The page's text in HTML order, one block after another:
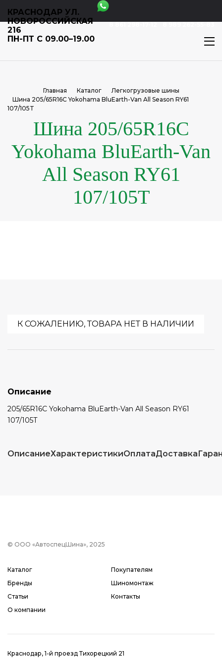
КРАСНОДАР УЛ.
НОВОРОССИЙСКАЯ
216
ПН-ПТ С 09.00–19.00
8 861 298-17-12 8 989 262-55-83
Главная Каталог
Легкогрузовые шины
Шина 205/65R16C Yokohama BluEarth-Van All Season RY61
107/105T
Шина 205/65R16C
Yokohama BluEarth-Van
All Season RY61
107/105T
К СОЖАЛЕНИЮ, ТОВАРА НЕТ В НАЛИЧИИ
Описание
205/65R16C Yokohama BluEarth-Van All Season RY61
107/105T
ОписаниеХарактеристикиОплатаДоставка
© ООО «АвтоспецШина», 2025
Каталог
Бренды
Статьи
О компании
Покупателям
Шиномонтаж
Контакты
Краснодар, 1-й проезд Тихорецкий 21